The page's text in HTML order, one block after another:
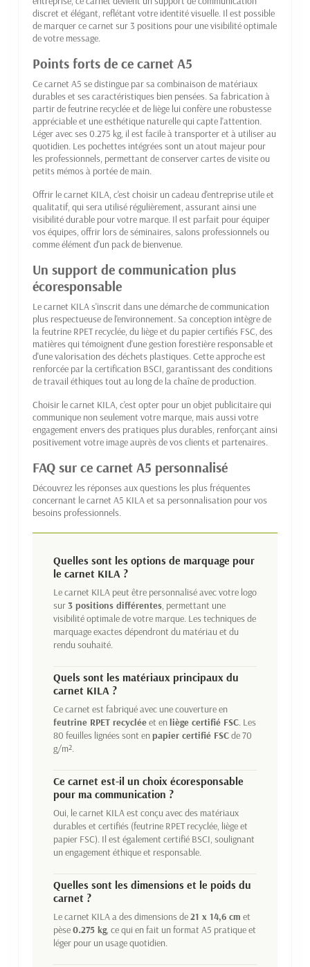
discret et élégant, reflétant votre identité visuelle. Il est possible
de marquer ce carnet sur 3 positions pour une visibilité optimale
de votre message.
Points forts de ce carnet A5
Ce carnet A5 se distingue par sa combinaison de matériaux
durables et ses caractéristiques bien pensées. Sa fabrication à
partir de feutrine recyclée et de liège lui confère une robustesse
appréciable et une esthétique naturelle qui capte l'attention.
Léger avec ses 0.275 kg, il est facile à transporter et à utiliser au
quotidien. Les pochettes intégrées sont un atout majeur pour
les professionnels, permettant de conserver cartes de visite ou
petits mémos à portée de main.
Offrir le carnet KILA, c'est choisir un cadeau d'entreprise utile et
qualitatif, qui sera utilisé régulièrement, assurant ainsi une
visibilité durable pour votre marque. Il est parfait pour équiper
vos équipes, offrir lors de séminaires, salons professionnels ou
comme élément d'un pack de bienvenue.
Un support de communication plus
écoresponsable
Le carnet KILA s'inscrit dans une démarche de communication
plus respectueuse de l'environnement. Sa conception intègre de
la feutrine RPET recyclée, du liège et du papier certifiés FSC, des
matières qui témoignent d'une gestion forestière responsable et
d'une valorisation des déchets plastiques. Cette approche est
renforcée par la certification BSCI, garantissant des conditions
de travail éthiques tout au long de la chaîne de production.
Choisir le carnet KILA, c'est opter pour un objet publicitaire qui
communique non seulement votre marque, mais aussi votre
engagement envers des pratiques plus durables, renforçant ainsi
positivement votre image auprès de vos clients et partenaires.
FAQ sur ce carnet A5 personnalisé
Découvrez les réponses aux questions les plus fréquentes
concernant le carnet A5 KILA et sa personnalisation pour vos
besoins professionnels.
Quelles sont les options de marquage pour
le carnet KILA ?
Le carnet KILA peut être personnalisé avec votre logo
sur3 positions différentes , permettant une
visibilité optimale de votre marque. Les techniques de
marquage exactes dépendront du matériau et du
rendu souhaité.
Quels sont les matériaux principaux du
carnet KILA ?
Ce carnet est fabriqué avec une couverture en
feutrine RPET recycléeet enliège certifié FSC . Les
80 feuilles lignées sont enpapier certifié FSCde 70
g/m².
Ce carnet est-il un choix écoresponsable
pour ma communication ?
Oui, le carnet KILA est conçu avec des matériaux
durables et certifiés (feutrine RPET recyclée, liège et
papier FSC). Il est également certifié BSCI, soulignant
un engagement éthique et responsable.
Quelles sont les dimensions et le poids du
carnet ?
Le carnet KILA a des dimensions de21 x 14,6 cm et
pèse0.275 kg, ce qui en fait un format A5 pratique et
léger pour un usage quotidien.